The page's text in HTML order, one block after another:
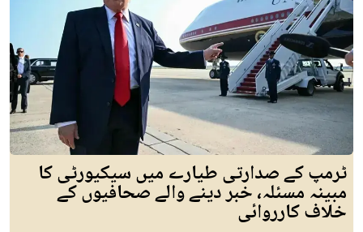
ٹرمپ کے صدارتی طیارے میں سیکیورٹی کا
مبینہ مسئلہ، خبر دینے والے صحافیوں کے
خلاف کارروائی